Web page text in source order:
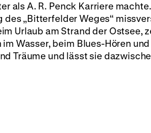
als A. R. Penck Karriere
„Bitterfelder Weges“
Urlaub am Strand der Ostsee,
Wasser, beim Blues-Hören
Träume und lässt sie